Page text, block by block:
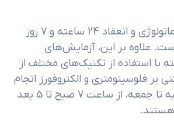
آزمایشات روتین هماتولوژی و انعقاد 24 ساعته و 7 روز
علاوه بر این، آزمایش‌های
استفاده از تکنیک‌های مختلف از
فلوسیتومتری و الکتروفورز انجام
می‌شوند و از دوشنبه تا جمعه، از ساعت 7 صبح تا 5 بعد